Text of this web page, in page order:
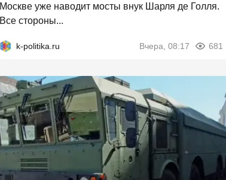
Москве уже наводит мосты внук Шарля де Голля.
Все стороны...
k-politika.ru Вчера, 08:17 681